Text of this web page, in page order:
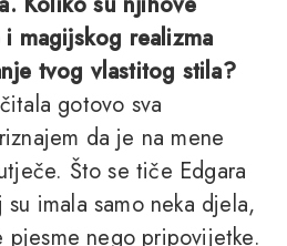
magijskog realizma
tvog vlastitog stila?
gotovo sva
da je na mene
Što se tiče Edgara
imala samo neka djela,
pjesme nego pripovijetke.